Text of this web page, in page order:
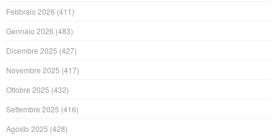
Febbraio 2026 (411)
Gennaio 2026 (483)
Dicembre 2025 (427)
Novembre 2025 (417)
Ottobre 2025 (432)
Settembre 2025 (416)
Agosto 2025 (428)